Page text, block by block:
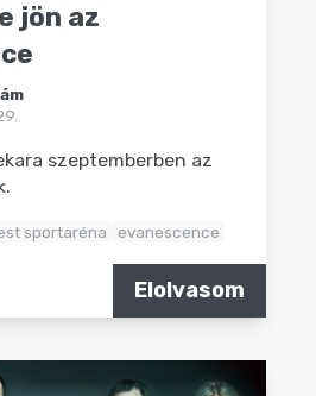
jön az
szeptemberben az
sportaréna evanescence
Elolvasom